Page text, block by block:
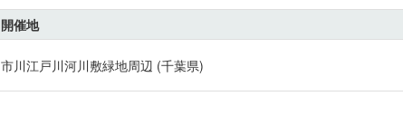
開催地
市川江戸川河川敷緑地周辺 (千葉県)